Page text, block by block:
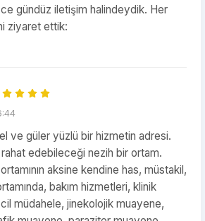
gündüz iletişim halindeydik. Her
ziyaret ettik:
ve güler yüzlü bir hizmetin adresi.
rahat edebileceği nezih bir ortam.
aksine kendine has, müstakil,
bakım hizmetleri, klinik
müdahele, jinekolojik muayene,